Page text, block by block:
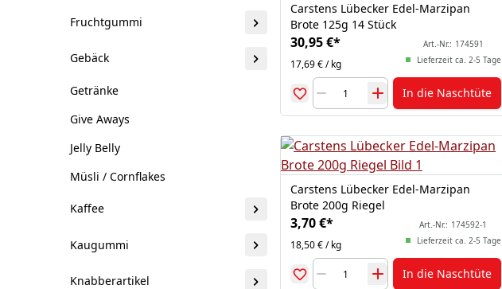
Fruchtgummi
Gebäck
Getränke
Give Aways
Jelly Belly
Müsli / Cornflakes
Kaffee
Kaugummi
Knabberartikel
Carstens Lübecker Edel-Marzipan
Brote 125g 14 Stück
30,95 €*
17,69 € / kg
Art.-Nr.: 174591
Lieferzeit ca. 2-5 Tage
In die Naschtüte
Carstens Lübecker Edel-Marzipan
Brote 200g Riegel
3,70 €*
18,50 € / kg
Art.-Nr.: 174592-1
Lieferzeit ca. 2-5 Tage
In die Naschtüte